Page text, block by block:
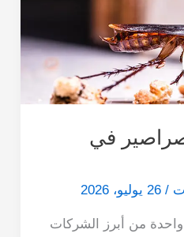
في
/ 26 يوليو، 2026
واحدة من أبرز الشركات